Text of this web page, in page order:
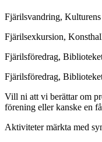
Fjärilsvandring,
Fjärilsexkursion,
Fjärilsföredrag,
Fjärilsföredrag,
Vill ni att vi berättar om
förening eller kanske en
Aktiviteter märkta med